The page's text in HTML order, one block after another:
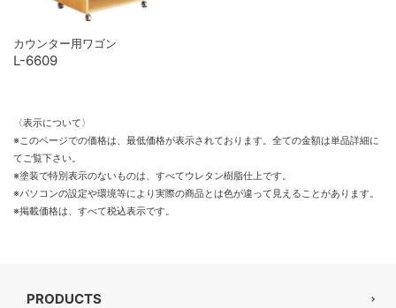
カウンター用ワゴン
L-6609
〈表示について〉
※このページでの価格は、最低価格が表示されております。全ての金額は単品詳細に
てご覧下さい。
※塗装で特別表示のないものは、すべてウレタン樹脂仕上です。
※パソコンの設定や環境等により実際の商品とは色が違って見えることがあります。
※掲載価格は、すべて税込表示です。
PRODUCTS